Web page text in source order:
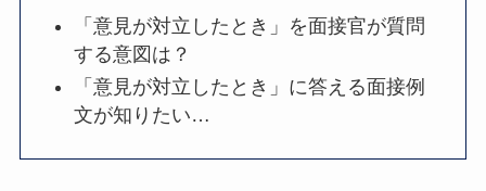
「意見が対立したとき」を面接官が質問
する意図は？
「意見が対立したとき」に答える面接例
文が知りたい…